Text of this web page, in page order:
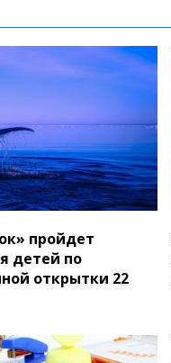
пройдет
детей по
открытки 22